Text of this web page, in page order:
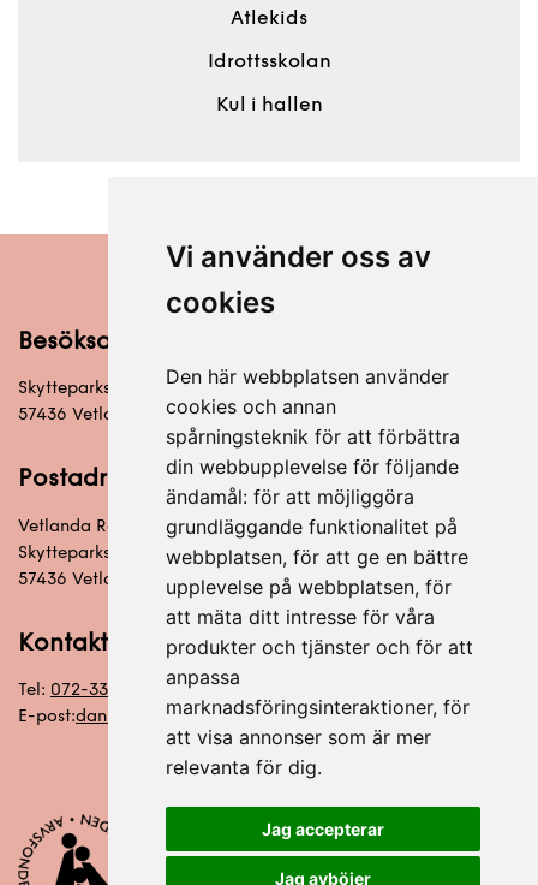
Vi använder oss av
cookies
Den här webbplatsen använder
cookies och annan
spårningsteknik för att förbättra
din webbupplevelse för följande
ändamål: för att möjliggöra
grundläggande funktionalitet på
webbplatsen, för att ge en bättre
upplevelse på webbplatsen, för
att mäta ditt intresse för våra
produkter och tjänster och för att
anpassa
marknadsföringsinteraktioner, för
att visa annonser som är mer
relevanta för dig.
Jag accepterar
Jag avböjer
Atlekids
Idrottsskolan
Kul i hallen
Besöksadress
Skytteparksvägen 6
57436 Vetlanda
Postadress
Vetlanda Racketklubb
Skytteparksvägen 6
57436 Vetlanda
Kontakt
Tel: 072-333 92 20
E-post:daniel@vetlandaracket.se